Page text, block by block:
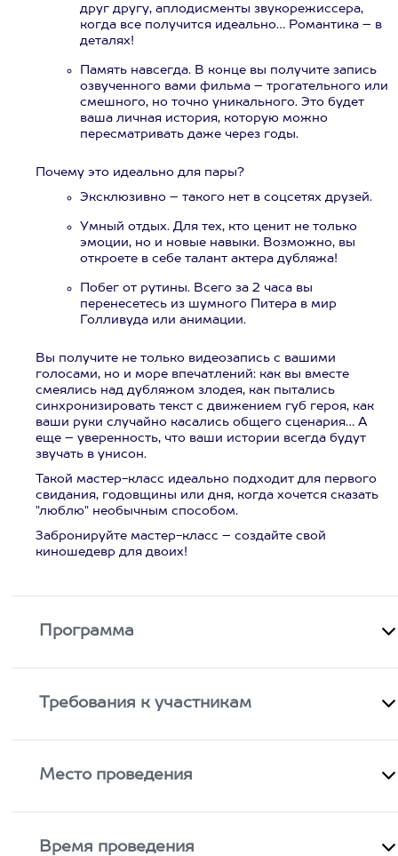
друг другу, аплодисменты звукорежиссера,
когда все получится идеально… Романтика – в
деталях!
Память навсегда. В конце вы получите запись
озвученного вами фильма – трогательного или
смешного, но точно уникального. Это будет
ваша личная история, которую можно
пересматривать даже через годы.
Почему это идеально для пары?
Эксклюзивно – такого нет в соцсетях друзей.
Умный отдых. Для тех, кто ценит не только
эмоции, но и новые навыки. Возможно, вы
откроете в себе талант актера дубляжа!
Побег от рутины. Всего за 2 часа вы
перенесетесь из шумного Питера в мир
Голливуда или анимации.
Вы получите не только видеозапись с вашими
голосами, но и море впечатлений: как вы вместе
смеялись над дубляжом злодея, как пытались
синхронизировать текст с движением губ героя, как
ваши руки случайно касались общего сценария… А
еще – уверенность, что ваши истории всегда будут
звучать в унисон.
Такой мастер-класс идеально подходит для первого
свидания, годовщины или дня, когда хочется сказать
"люблю" необычным способом.
Забронируйте мастер-класс – создайте свой
киношедевр для двоих!
Программа
Требования к участникам
Место проведения
Время проведения